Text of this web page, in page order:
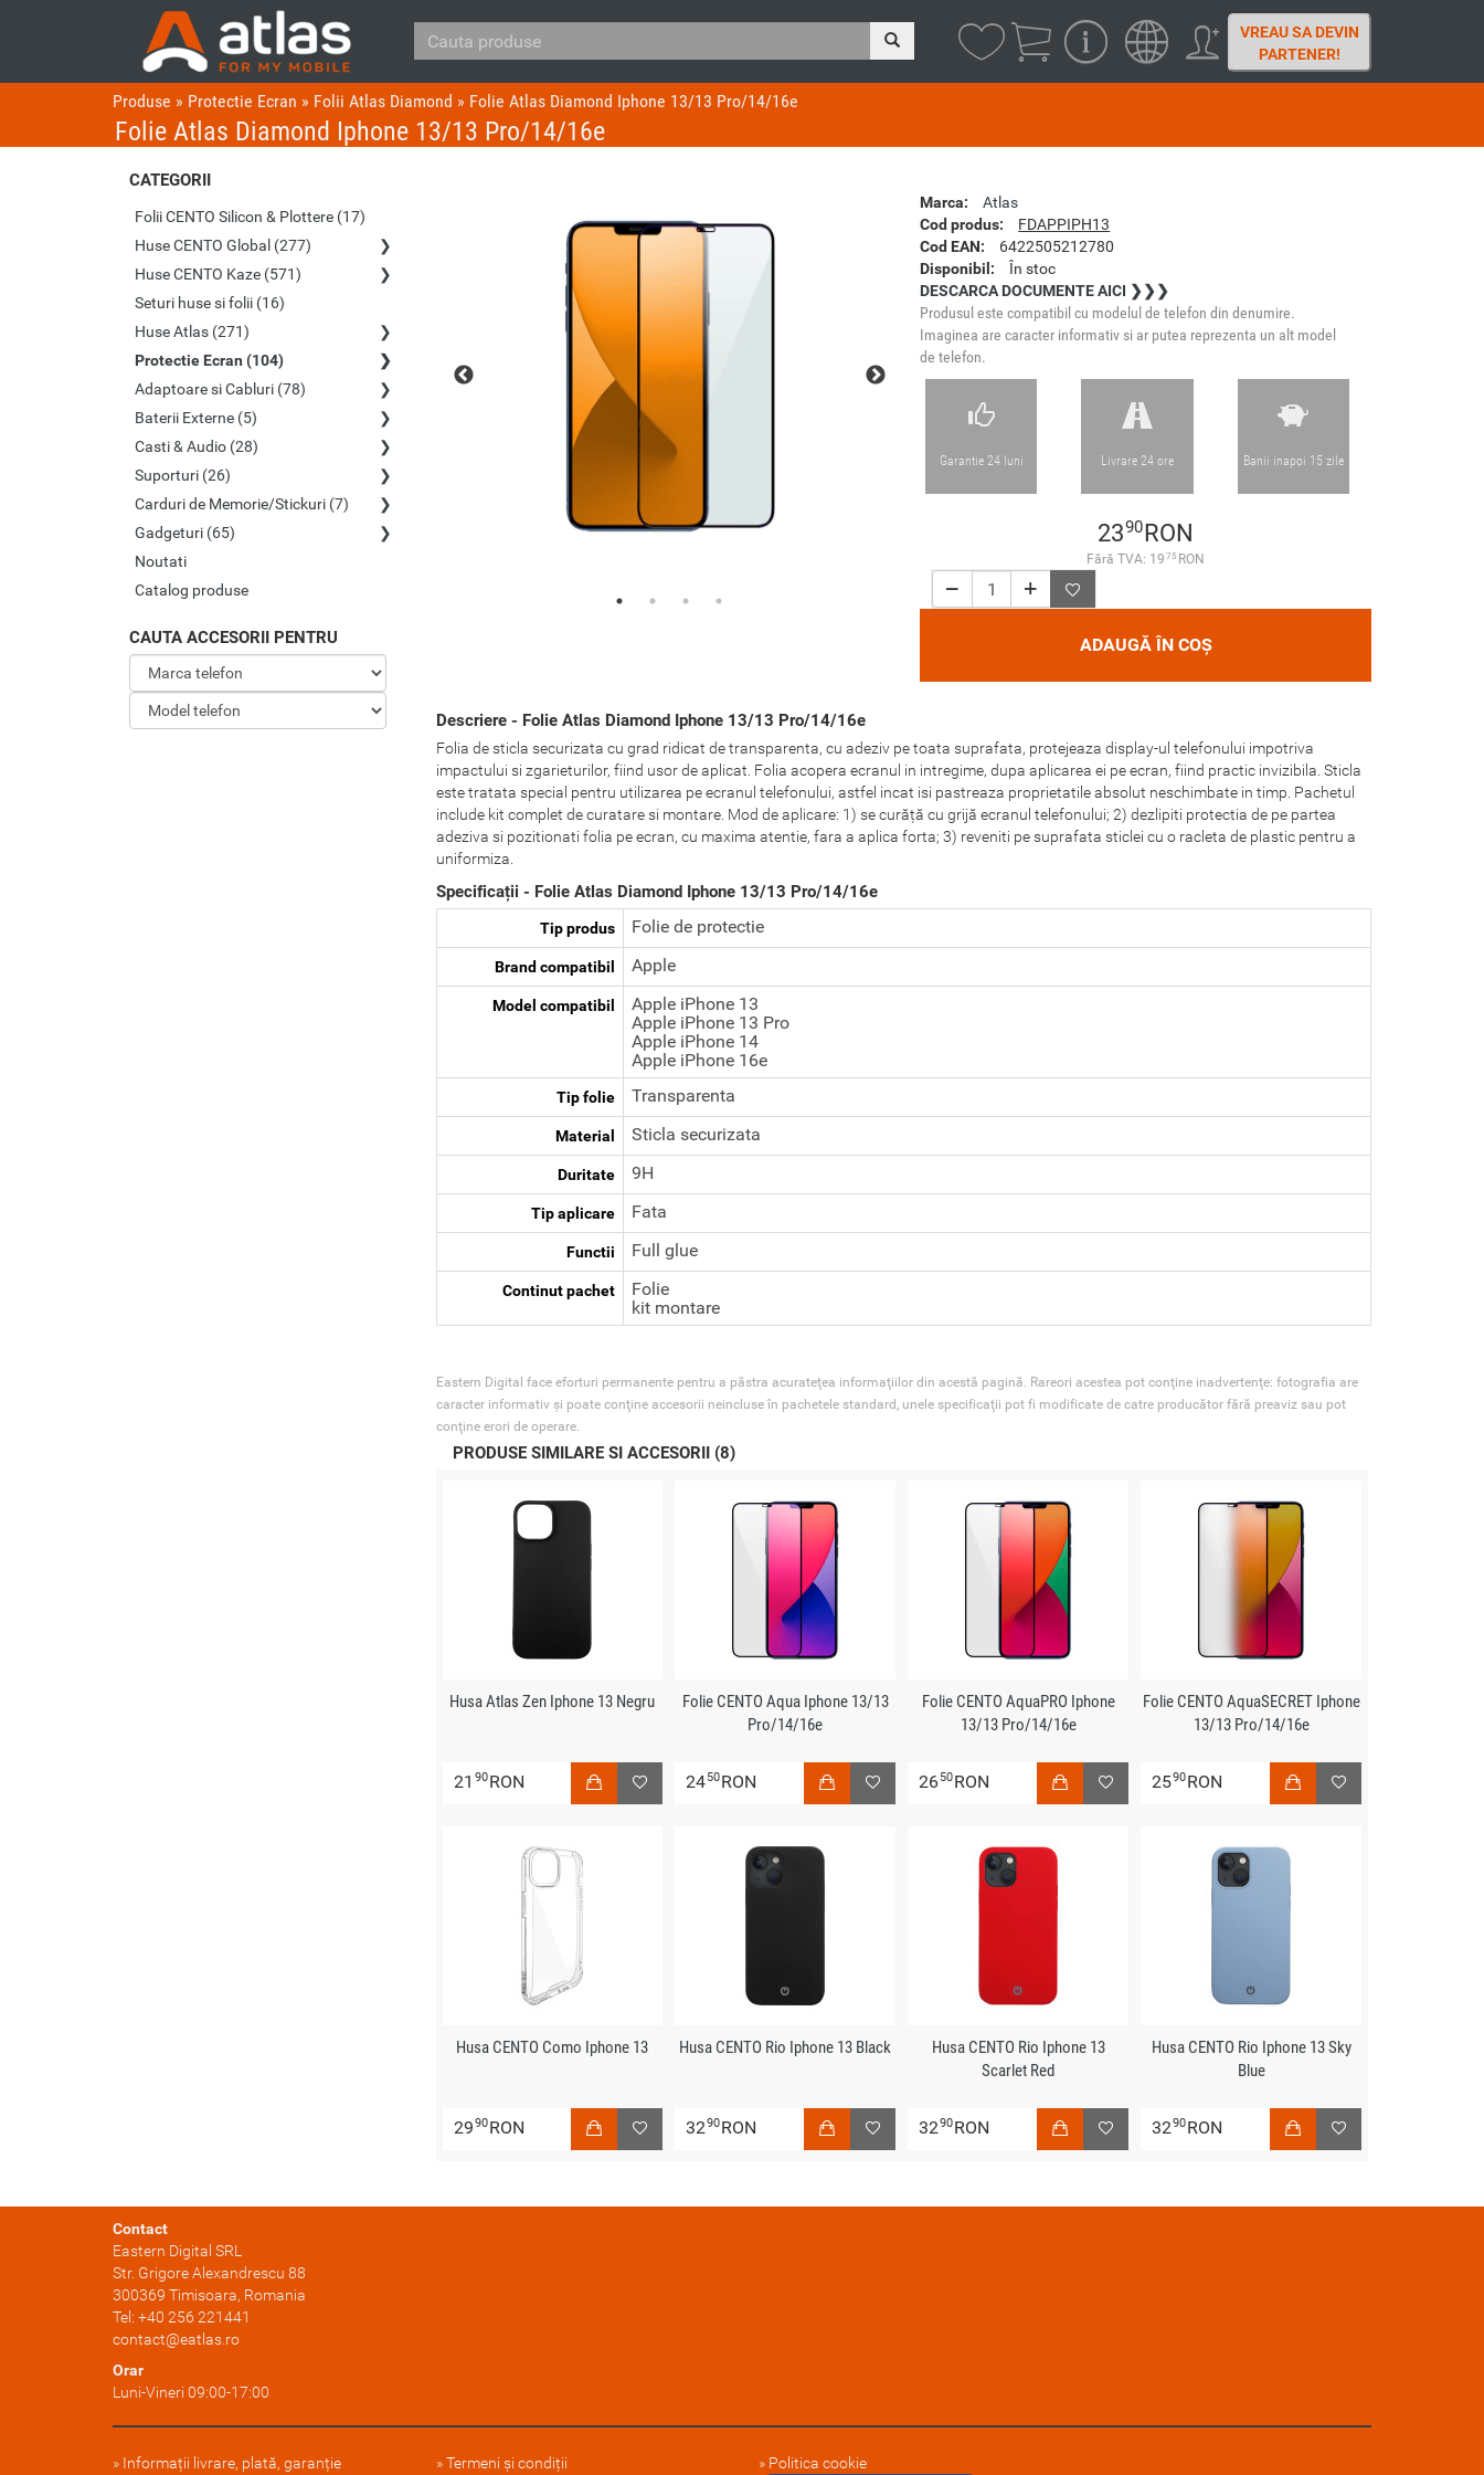
VREAU SA DEVIN
PARTENER!
Produse » Protectie Ecran » Folii Atlas Diamond » Folie Atlas Diamond Iphone 13/13 Pro/14/16e
Folie Atlas Diamond Iphone 13/13 Pro/14/16e
CATEGORII
Folii CENTO Silicon & Plottere (17)
Huse CENTO Global (277)
Huse CENTO Kaze (571)
Seturi huse si folii (16)
Huse Atlas (271)
Protectie Ecran (104)
Adaptoare si Cabluri (78)
Baterii Externe (5)
Casti & Audio (28)
Suporturi (26)
Carduri de Memorie/Stickuri (7)
Gadgeturi (65)
Noutati
Catalog produse
CAUTA ACCESORII PENTRU
Marca:
Atlas
Cod produs:
FDAPPIPH13
Cod EAN:
6422505212780
Disponibil:
În stoc
DESCARCA DOCUMENTE AICI ❯❯❯
Produsul este compatibil cu modelul de telefon din denumire.
Imaginea are caracter informativ si ar putea reprezenta un alt model
de telefon.
Garantie 24 luni Livrare 24 ore Banii inapoi 15 zile
2390RON
Fără TVA: 19 75 RON
ADAUGĂ ÎN COȘ
Descriere - Folie Atlas Diamond Iphone 13/13 Pro/14/16e
Folia de sticla securizata cu grad ridicat de transparenta, cu adeziv pe toata suprafata, protejeaza display-ul telefonului impotriva
impactului si zgarieturilor, fiind usor de aplicat. Folia acopera ecranul in intregime, dupa aplicarea ei pe ecran, fiind practic invizibila. Sticla
este tratata special pentru utilizarea pe ecranul telefonului, astfel incat isi pastreaza proprietatile absolut neschimbate in timp. Pachetul
include kit complet de curatare si montare. Mod de aplicare: 1) se curăță cu grijă ecranul telefonului; 2) dezlipiti protectia de pe partea
adeziva si pozitionati folia pe ecran, cu maxima atentie, fara a aplica forta; 3) reveniti pe suprafata sticlei cu o racleta de plastic pentru a
uniformiza.
Specificații - Folie Atlas Diamond Iphone 13/13 Pro/14/16e
Tip produs Folie de protectie
Brand compatibil Apple
Model compatibil
Apple iPhone 13
Apple iPhone 13 Pro
Apple iPhone 14
Apple iPhone 16e
Tip folie Transparenta
Material Sticla securizata
Duritate 9H
Tip aplicare Fata
Functii Full glue
Continut pachet
Folie
kit montare
Eastern Digital face eforturi permanente pentru a păstra acurateţea informaţiilor din acestă pagină. Rareori acestea pot conţine inadvertenţe: fotografia are
caracter informativ şi poate conţine accesorii neincluse în pachetele standard, unele specificaţii pot fi modificate de catre producător fără preaviz sau pot
conţine erori de operare.
PRODUSE SIMILARE SI ACCESORII (8)
Husa Atlas Zen Iphone 13 Negru
21 90RON
Folie CENTO Aqua Iphone 13/13
Pro/14/16e
2450RON
Folie CENTO AquaPRO Iphone
13/13 Pro/14/16e
2650RON
Folie CENTO AquaSECRET Iphone
13/13 Pro/14/16e
2590RON
Husa CENTO Como Iphone 13
2990RON
Husa CENTO Rio Iphone 13 Black
3290RON
Husa CENTO Rio Iphone 13
Scarlet Red
3290RON
Husa CENTO Rio Iphone 13 Sky
Blue
3290RON
Contact
Eastern Digital SRL
Str. Grigore Alexandrescu 88
300369 Timisoara, Romania
Tel: +40 256 221441
contact@eatlas.ro
Orar
Luni-Vineri 09:00-17:00
Informații livrare, plată, garanție Termeni și condiții Politica cookie